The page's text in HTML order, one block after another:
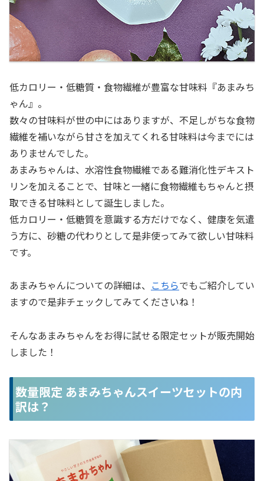
低カロリー・低糖質・食物繊維が豊富な甘味料『あまみち
ゃん』。
数々の甘味料が世の中にはありますが、不足しがちな食物
繊維を補いながら甘さを加えてくれる甘味料は今までには
ありませんでした。
あまみちゃんは、水溶性食物繊維である難消化性デキスト
リンを加えることで、甘味と一緒に食物繊維もちゃんと摂
取できる甘味料として誕生しました。
低カロリー・低糖質を意識する方だけでなく、健康を気遣
う方に、砂糖の代わりとして是非使ってみて欲しい甘味料
です。
あまみちゃんについての詳細は、 こちらでもご紹介してい
ますので是非チェックしてみてくださいね！
そんなあまみちゃんをお得に試せる限定セットが販売開始
しました！
数量限定 あまみちゃんスイーツセットの内
訳は？